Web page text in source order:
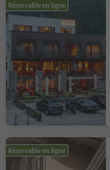
Réservable en ligne
Réservable en ligne